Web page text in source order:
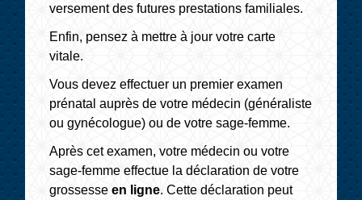
versement des futures prestations familiales.
Enfin, pensez à mettre à jour votre carte
vitale.
Vous devez effectuer un premier examen
prénatal auprès de votre médecin (généraliste
ou gynécologue) ou de votre sage-femme.
Après cet examen, votre médecin ou votre
sage-femme effectue la déclaration de votre
grossesseen ligne. Cette déclaration peut